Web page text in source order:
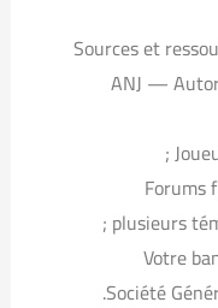
Sources et
ANJ —
Forums
plusieurs
Votre
Société